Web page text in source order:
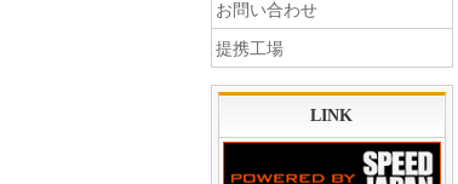
お問い合わせ
提携工場
LINK